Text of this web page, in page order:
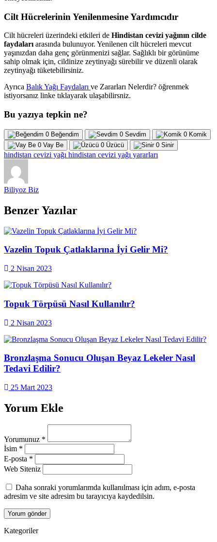
Cilt Hücrelerinin Yenilenmesine Yardımcıdır
Cilt hücreleri üzerindeki etkileri de Hindistan cevizi yağının cilde
faydaları arasında bulunuyor. Yenilenen cilt hücreleri mevcut
yaşınızdan daha genç görünmenizi sağlar. Sağlıklı bir görünüme
sahip olmak için, cildinize zeytinyağı sürebilir ve düzenli olarak
zeytinyağı tüketebilirsiniz.
Ayrıca Balık Yağı Faydaları ve Zararları Nelerdir? öğrenmek
istiyorsanız linke tıklayarak ulaşabilirsniz.
Bu yazıya tepkin ne?
0 Beğendim 0 Sevdim 0 Komik
0 Vay Be 0 Üzücü 0 Sinir
hindistan cevizi yağı hindistan cevizi yağı yararları
Biliyoz Biz
Benzer Yazılar
Vazelin Topuk Çatlaklarına İyi Gelir Mi?
2 Nisan 2023
Topuk Törpüsü Nasıl Kullanılır?
2 Nisan 2023
Bronzlaşma Sonucu Oluşan Beyaz Lekeler Nasıl
Tedavi Edilir?
25 Mart 2023
Yorum Ekle
Yorumunuz *
İsim *
E-posta *
Web Siteniz
Daha sonraki yorumlarımda kullanılması için adım, e-posta
adresim ve site adresim bu tarayıcıya kaydedilsin.
Kategoriler